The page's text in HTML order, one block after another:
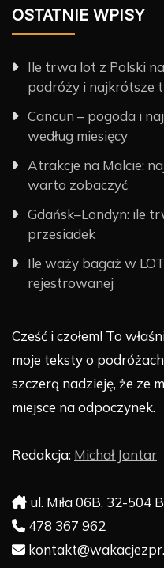
OSTATNIE WPISY
Ile trwa lot z Polski
podróży i najkrótsze
Cancun – pogoda i
według miesięcy
Atrakcje na Malcie:
warto zobaczyć
Gdańsk–Londyn: ile
przesiadek
Ile waży bagaż w
rejestrowanej
Cześć i czołem! To
moje teksty o
szczerą nadzieję, że ze
miejsce na odpoczynek.
Redakcja: Michał Jantar
ul. Miła 06B, 32-504
478 367 962